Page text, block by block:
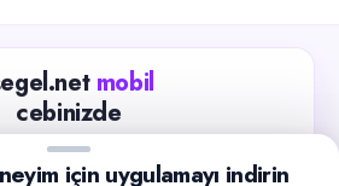
mobil
cebinizde
takip edin, işverenlerle hızlıca
için uygulamayı indirin